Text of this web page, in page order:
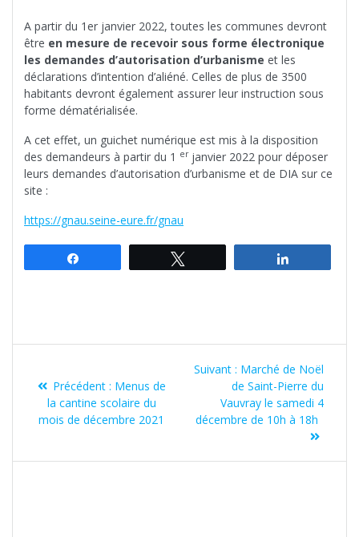
A partir du 1er janvier 2022, toutes les communes devront
être en mesure de recevoir sous forme électronique
les demandes d’autorisation d’urbanisme et les
déclarations d’intention d’aliéné. Celles de plus de 3500
habitants devront également assurer leur instruction sous
forme dématérialisée.
A cet effet, un guichet numérique est mis à la disposition
des demandeurs à partir du 1 erjanvier 2022 pour déposer
leurs demandes d’autorisation d’urbanisme et de DIA sur ce
site :
https://gnau.seine-eure.fr/gnau
l’article
Précédent : Article
précédent
:
Menus de
la cantine scolaire du
mois de décembre 2021
Suivant : Article
suivant
:
Marché de Noël
de Saint-Pierre du
Vauvray le samedi 4
décembre de 10h à 18h